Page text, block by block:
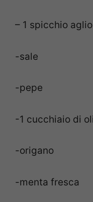
– 1 spicchio aglio
-sale
-pepe
-1 cucchiaio di
-origano
-menta fresca